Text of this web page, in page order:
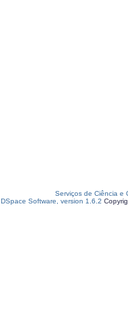
Serviços de Ciência e
DSpace Software, version 1.6.2